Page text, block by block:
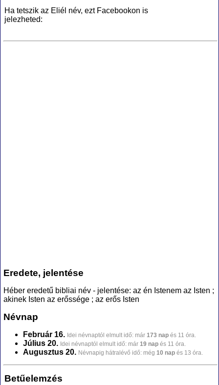
Ha tetszik az Eliél név, ezt Facebookon is
jelezheted:
Eredete, jelentése
Héber eredetű bibliai név - jelentése: az én Istenem az Isten ;
akinek Isten az erőssége ; az erős Isten
Névnap
Február 16. Idei névnaptól elmult idő: már 173 nap és 11 óra.
Július 20. Idei névnaptól elmult idő: már 19 nap és 11 óra.
Augusztus 20. Névnapig hátralévő idő: még 10 nap és 13 óra.
Betűelemzés